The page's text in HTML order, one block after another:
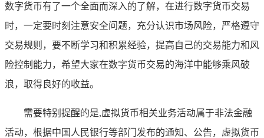
数字货币有了一个全面而深入的了解，在进行数字货币交易
时，一定要时刻注意安全问题，充分认识市场风险，严格遵守
交易规则，要不断学习和积累经验，提高自己的交易能力和风
险控制能力，希望大家在数字货币交易的海洋中能够乘风破
浪，取得良好的收益。
需要特别提醒的是,虚拟货币相关业务活动属于非法金融
活动，根据中国人民银行等部门发布的通知、公告，虚拟货币